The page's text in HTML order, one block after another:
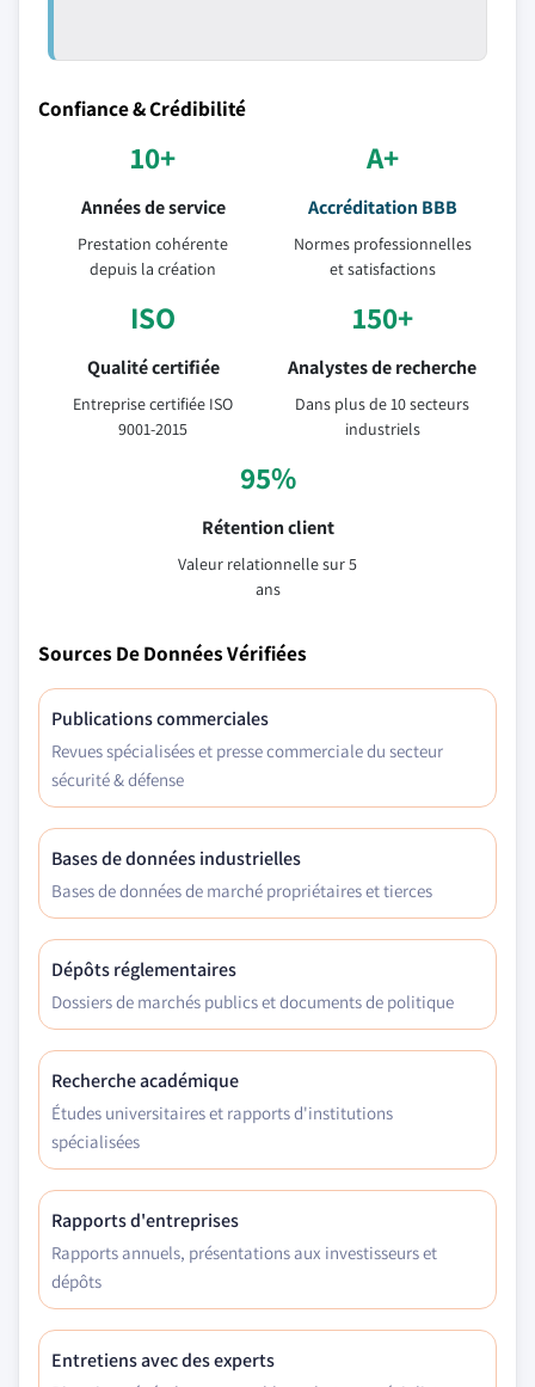
Confiance & Crédibilité
10+
Années de service
Prestation cohérente
depuis la création
A+
Accréditation BBB
Normes professionnelles
et satisfactions
ISO
Qualité certifiée
Entreprise certifiée ISO
9001-2015
150+
Analystes de recherche
Dans plus de 10 secteurs
industriels
95%
Rétention client
Valeur relationnelle sur 5
ans
Sources De Données Vérifiées
Publications commerciales
Revues spécialisées et presse commerciale du secteur
sécurité & défense
Bases de données industrielles
Bases de données de marché propriétaires et tierces
Dépôts réglementaires
Dossiers de marchés publics et documents de politique
Recherche académique
Études universitaires et rapports d'institutions
spécialisées
Rapports d'entreprises
Rapports annuels, présentations aux investisseurs et
dépôts
Entretiens avec des experts